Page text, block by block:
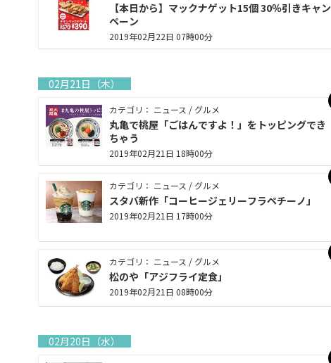
【本日から】マックナゲット15個 30％引きキャン
ペーン
2019年02月22日 07時00分
02月21日（木）
カテゴリ： ニュース / グルメ
丸亀で桃屋「ごはんですよ！」をトッピングでき
ちゃう
2019年02月21日 18時00分
カテゴリ： ニュース / グルメ
スタバ新作「コーヒージェリーフラペチーノ」
2019年02月21日 17時00分
カテゴリ： ニュース / グルメ
松のや「アジフライ定食」
2019年02月21日 08時00分
02月20日（水）